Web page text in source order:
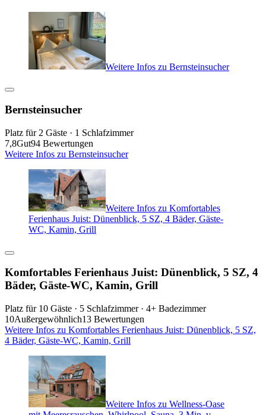
Weitere Infos zu Bernsteinsucher
Bernsteinsucher
Platz für 2 Gäste · 1 Schlafzimmer
7,8Gut94 Bewertungen
Weitere Infos zu Bernsteinsucher
Weitere Infos zu Komfortables
Ferienhaus Juist: Dünenblick, 5 SZ, 4 Bäder, Gäste-
WC, Kamin, Grill
Komfortables Ferienhaus Juist: Dünenblick, 5 SZ, 4
Bäder, Gäste-WC, Kamin, Grill
Platz für 10 Gäste · 5 Schlafzimmer · 4+ Badezimmer
10Außergewöhnlich13 Bewertungen
Weitere Infos zu Komfortables Ferienhaus Juist: Dünenblick, 5 SZ,
4 Bäder, Gäste-WC, Kamin, Grill
Weitere Infos zu Wellness-Oase